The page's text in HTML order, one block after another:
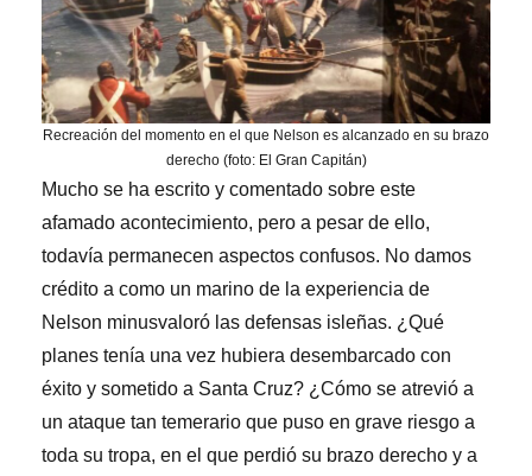
Recreación del momento en el que Nelson es alcanzado en su brazo
derecho (foto: El Gran Capitán)
Mucho se ha escrito y comentado sobre este
afamado acontecimiento, pero a pesar de ello,
todavía permanecen aspectos confusos. No damos
crédito a como un marino de la experiencia de
Nelson minusvaloró las defensas isleñas. ¿Qué
planes tenía una vez hubiera desembarcado con
éxito y sometido a Santa Cruz? ¿Cómo se atrevió a
un ataque tan temerario que puso en grave riesgo a
toda su tropa, en el que perdió su brazo derecho y a